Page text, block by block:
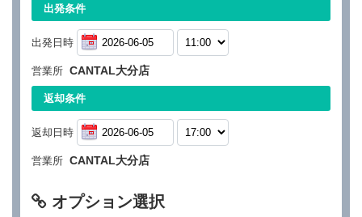
出発条件
出発日時
営業所 CANTAL大分店
返却条件
返却日時
営業所 CANTAL大分店
オプション選択